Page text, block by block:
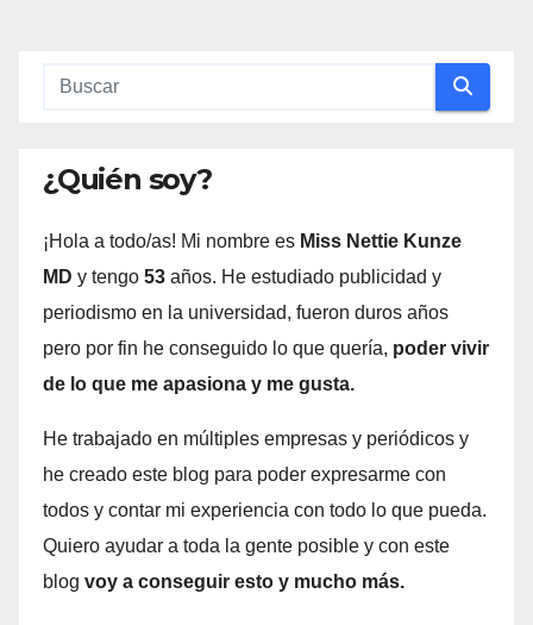
¿Quién soy?
¡Hola a todo/as! Mi nombre es Miss Nettie Kunze
MD y tengo 53 años. He estudiado publicidad y
periodismo en la universidad, fueron duros años
pero por fin he conseguido lo que quería, poder vivir
de lo que me apasiona y me gusta.
He trabajado en múltiples empresas y periódicos y
he creado este blog para poder expresarme con
todos y contar mi experiencia con todo lo que pueda.
Quiero ayudar a toda la gente posible y con este
blog voy a conseguir esto y mucho más.